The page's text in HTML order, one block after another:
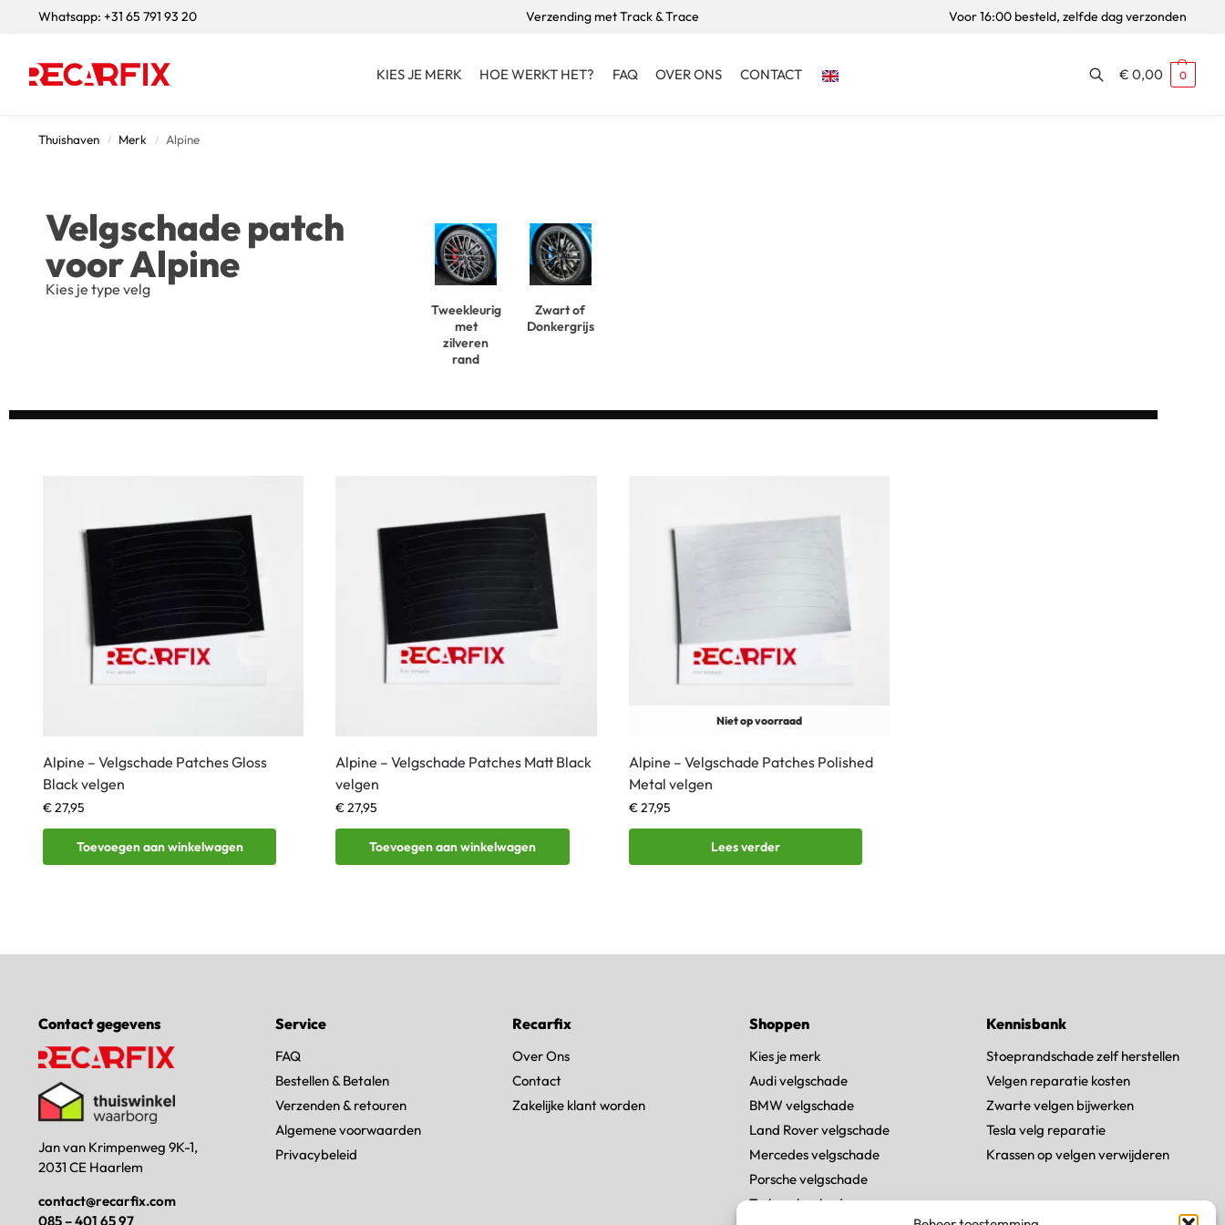
Whatsapp: +31 65 791 93 20 Verzending met Track & Trace Voor 16:00 besteld, zelfde dag verzonden
KIES JE MERK HOE WERKT HET? FAQ OVER ONS CONTACT
Search
€ 0,00 0
Thuishaven / Merk / Alpine
Velgschade patch
voor Alpine
Kies je type velg
Tweekleurig
met
zilveren
rand
Zwart of
Donkergrijs
Alpine – Velgschade Patches Gloss
Black velgen
€27,95
Toevoegen aan winkelwagen
Alpine – Velgschade Patches Matt Black
velgen
€27,95
Toevoegen aan winkelwagen
Niet op voorraad
Alpine – Velgschade Patches Polished
Metal velgen
€27,95
Lees verder
Contact gegevens
Jan van Krimpenweg 9K-1,
2031 CE Haarlem
contact@recarfix.com
085 – 401 65 97
Service
FAQ
Bestellen & Betalen
Verzenden & retouren
Algemene voorwaarden
Privacybeleid
Recarfix
Over Ons
Contact
Zakelijke klant worden
Shoppen
Kies je merk
Audi velgschade
BMW velgschade
Land Rover velgschade
Mercedes velgschade
Porsche velgschade
Tesla velgschade
Kennisbank
Stoeprandschade zelf herstellen
Velgen reparatie kosten
Zwarte velgen bijwerken
Tesla velg reparatie
Krassen op velgen verwijderen